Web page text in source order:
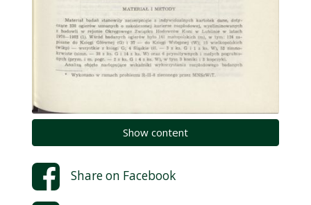
Show content
Share on Facebook